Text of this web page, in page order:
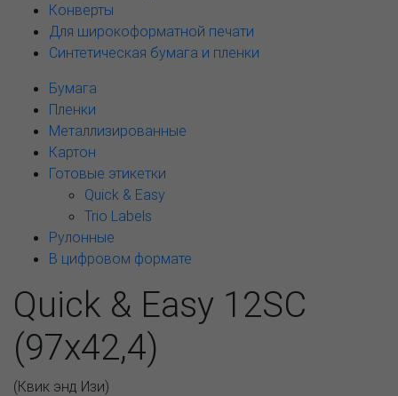
Конверты
Для широкоформатной печати
Синтетическая бумага и пленки
Бумага
Пленки
Металлизированные
Картон
Готовые этикетки
Quick & Easy
Trio Labels
Рулонные
В цифровом формате
Quick & Easy 12SC
(97x42,4)
(Квик энд Изи)